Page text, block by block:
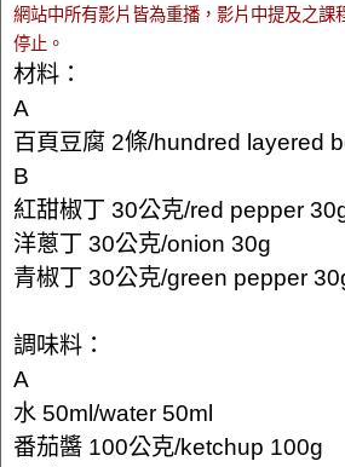
網站中所有影片皆為重播，影片中提及之課
停止。
材料：
A
百頁豆腐 2條/hundred layered
B
紅甜椒丁 30公克/red pepper
洋蔥丁 30公克/onion 30g
青椒丁 30公克/green pepper
調味料：
A
水 50ml/water 50ml
番茄醬 100公克/ketchup 100g